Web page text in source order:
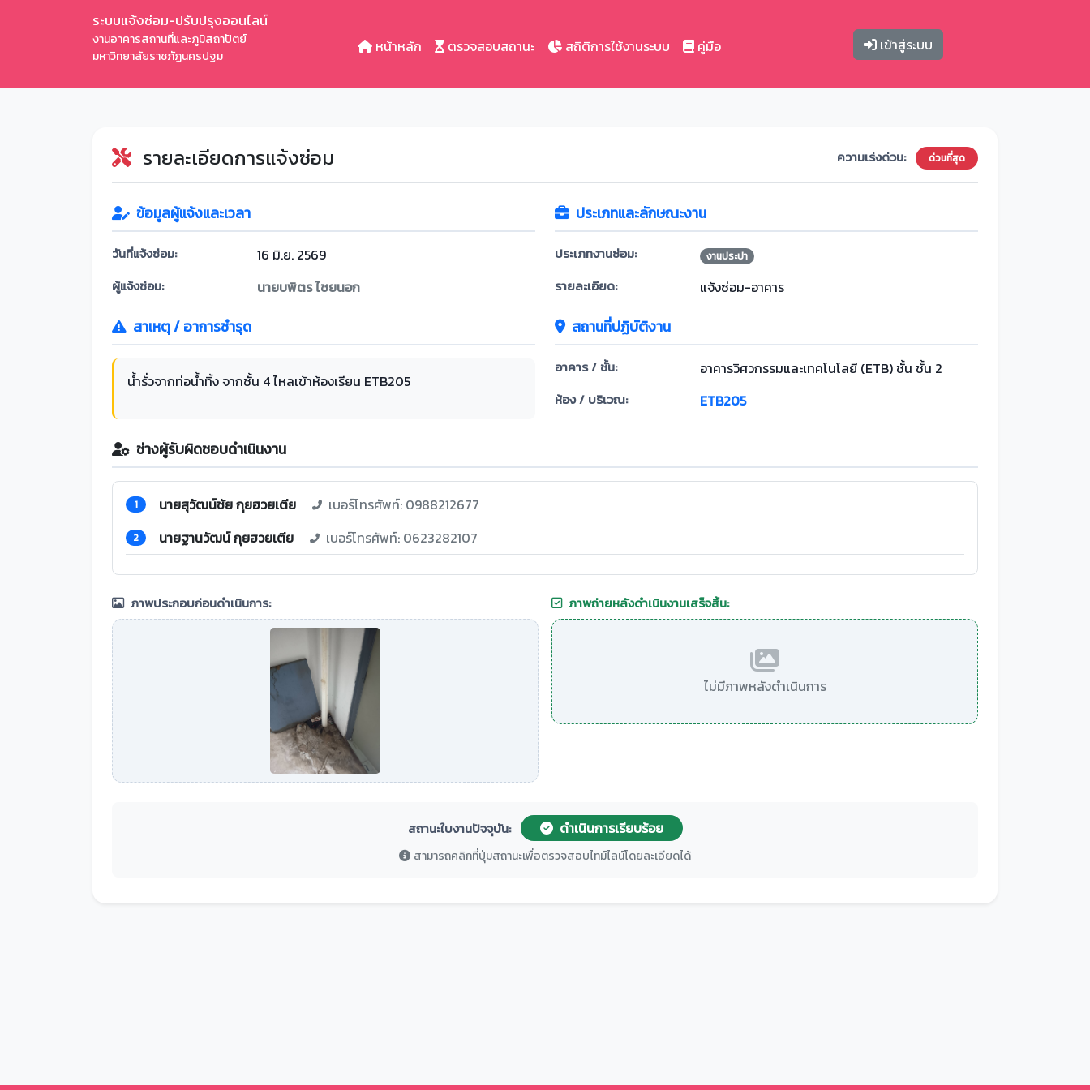
ระบบแจ้งซ่อม-ปรับปรุงออนไลน์
งานอาคารสถานที่และภูมิสถาปัตย์
มหาวิทยาลัยราชภัฏนครปฐม
หน้าหลัก ตรวจสอบสถานะ สถิติการใช้งานระบบ คู่มือ เข้าสู่ระบบ
รายละเอียดการแจ้งซ่อม ความเร่งด่วน: ด่วนที่สุด
ข้อมูลผู้แจ้งและเวลา
วันที่แจ้งซ่อม: 16 มิ.ย. 2569
ผู้แจ้งซ่อม: นายบพิตร ไชยนอก
ประเภทและลักษณะงาน
ประเภทงานซ่อม: งานประปา
รายละเอียด: แจ้งซ่อม-อาคาร
สาเหตุ / อาการชำรุด
น้ำรั่วจากท่อน้ำทิ้ง จากชั้น 4 ไหลเข้าห้องเรียน ETB205
สถานที่ปฏิบัติงาน
อาคาร / ชั้น: อาคารวิศวกรรมและเทคโนโลยี (ETB) ชั้น ชั้น 2
ห้อง / บริเวณ: ETB205
ช่างผู้รับผิดชอบดำเนินงาน
1 นายสุวัฒน์ชัย กุยฮวยเตีย เบอร์โทรศัพท์: 0988212677
2 นายฐานวัฒน์ กุยฮวยเตีย เบอร์โทรศัพท์: 0623282107
ภาพประกอบก่อนดำเนินการ: ภาพถ่ายหลังดำเนินงานเสร็จสิ้น:
ไม่มีภาพหลังดำเนินการ
สถานะใบงานปัจจุบัน: ดำเนินการเรียบร้อย
สามารถคลิกที่ปุ่มสถานะเพื่อตรวจสอบไทม์ไลน์โดยละเอียดได้